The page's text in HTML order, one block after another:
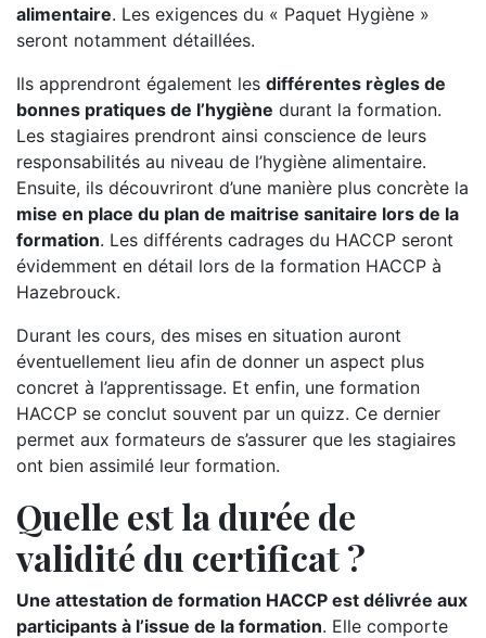
alimentaire. Les exigences du « Paquet Hygiène »
seront notamment détaillées.
Ils apprendront également les différentes règles de
bonnes pratiques de l’hygiène durant la formation.
Les stagiaires prendront ainsi conscience de leurs
responsabilités au niveau de l’hygiène alimentaire.
Ensuite, ils découvriront d’une manière plus concrète la
mise en place du plan de maitrise sanitaire lors de la
formation. Les différents cadrages du HACCP seront
évidemment en détail lors de la formation HACCP à
Hazebrouck.
Durant les cours, des mises en situation auront
éventuellement lieu afin de donner un aspect plus
concret à l’apprentissage. Et enfin, une formation
HACCP se conclut souvent par un quizz. Ce dernier
permet aux formateurs de s’assurer que les stagiaires
ont bien assimilé leur formation.
Quelle est la durée de
validité du certificat ?
Une attestation de formation HACCP est délivrée aux
participants à l’issue de la formation. Elle comporte